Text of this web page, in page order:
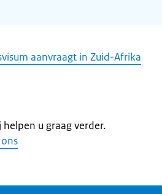
aanvraagt in Zuid-Afrika
u graag verder.